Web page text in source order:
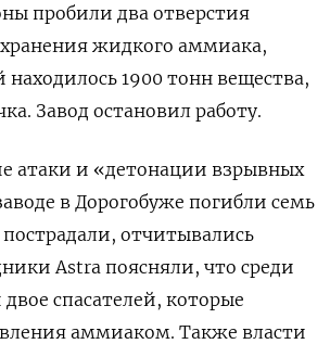
пробили два отверстия
жидкого аммиака,
находилось 1900 тонн вещества,
Завод остановил работу.
атаки и «детонации взрывных
в Дорогобуже погибли семь
пострадали, отчитывались
Astra поясняли, что среди
спасателей, которые
аммиаком. Также власти